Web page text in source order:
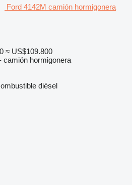
Ford 4142M camión hormigonera
≈ US$109.800
camión hormigonera
diésel